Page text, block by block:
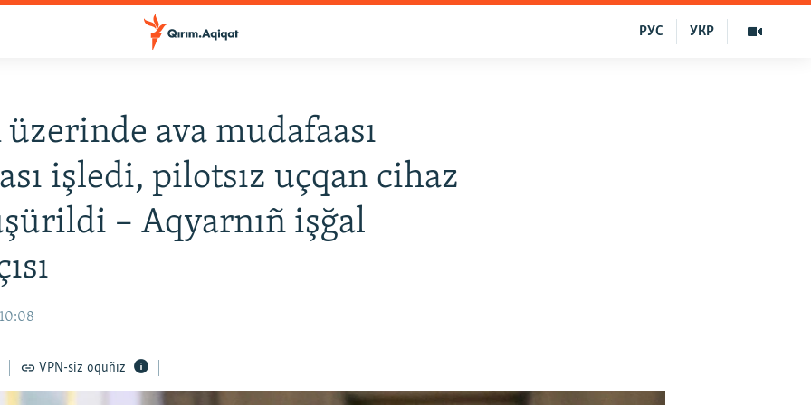
УКР
РУС
üzerinde ava mudafaası
işledi, pilotsız uçqan cihaz
– Aqyarnıñ işğal
VPN-siz oquñız